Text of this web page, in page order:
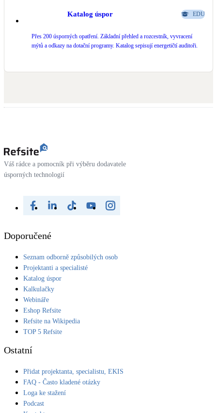
Katalog úspor EDU
Přes 200 úsporných opatření. Základní přehled a rozcestník, vyvracení
mýtů a odkazy na dotační programy. Katalog sepisují energetičtí auditoři.
Váš rádce a pomocník při výběru dodavatele
úsporných technologií
Doporučené
Seznam odborně způsobilých osob
Projektanti a specialisté
Katalog úspor
Kalkulačky
Webináře
Eshop Refsite
Refsite na Wikipedia
TOP 5 Refsite
Ostatní
Přidat projektanta, specialistu, EKIS
FAQ - Často kladené otázky
Loga ke stažení
Podcast